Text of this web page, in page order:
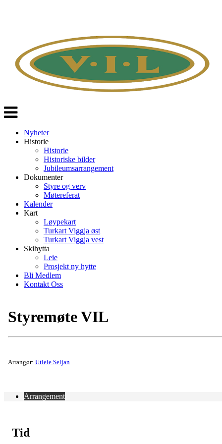
Veksle
navigasjon
Nyheter
Historie
Historie
Historiske bilder
Jubileumsarrangement
Dokumenter
Styre og verv
Møtereferat
Kalender
Kart
Løypekart
Turkart Viggja øst
Turkart Viggja vest
Skihytta
Leie
Prosjekt ny hytte
Bli Medlem
Kontakt Oss
Styremøte VIL
Arrangør: Utleie Seljan
Arrangement
Tid